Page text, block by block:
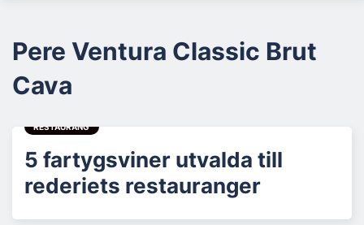
Pere Ventura Classic Brut
Cava
RESTAURANG
5 fartygsviner utvalda till
rederiets restauranger